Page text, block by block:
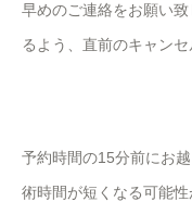
早めのご連絡をお願い
るよう、直前のキャンセ
予約時間の15分前にお
術時間が短くなる可能